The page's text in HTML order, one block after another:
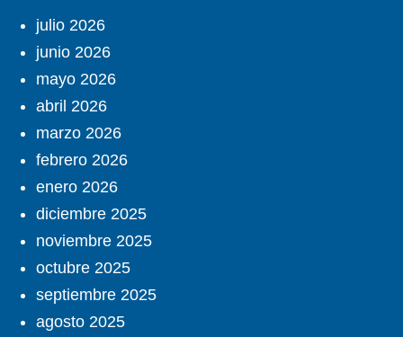
julio 2026
junio 2026
mayo 2026
abril 2026
marzo 2026
febrero 2026
enero 2026
diciembre 2025
noviembre 2025
octubre 2025
septiembre 2025
agosto 2025